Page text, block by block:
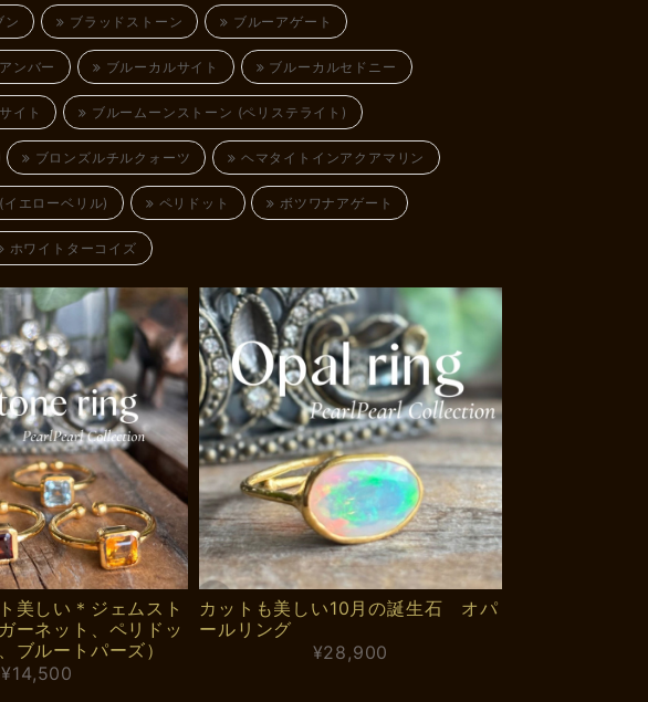
ン ブラッドストーン ブルーアゲート
ンバー ブルーカルサイト ブルーカルセドニー
イト ブルームーンストーン (ペリステライト)
ブロンズルチルクォーツ ヘマタイトインアクアマリン
エローベリル) ペリドット ボツワナアゲート
ホワイトターコイズ
美しい＊ジェムスト
ーネット、ペリドッ
ブルートパーズ）
¥14,500
カットも美しい10月の誕生石 オパ
ールリング
¥28,900